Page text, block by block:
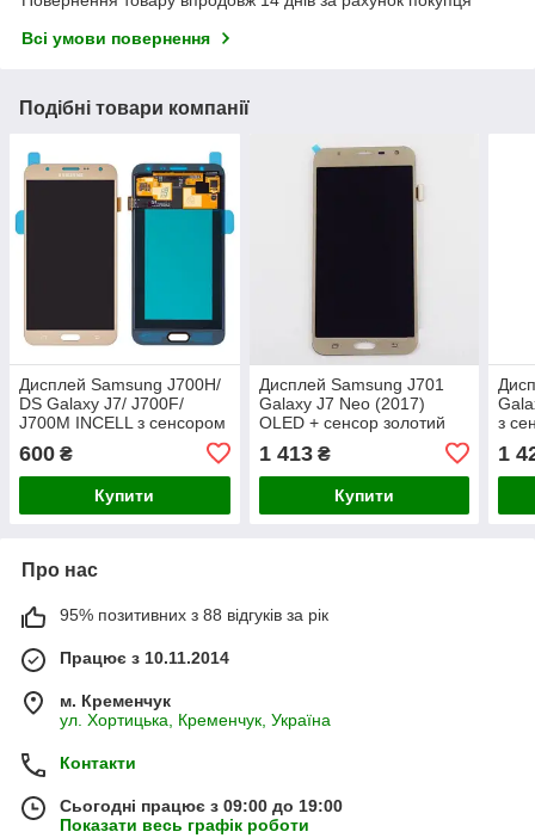
Всі умови повернення
Подібні товари компанії
Дисплей Samsung J700H/
DS Galaxy J7/ J700F/
J700M INCELL з сенсором
600 ₴
Купити
Дисплей Samsung J701
Galaxy J7 Neo (2017)
OLED + сенсор золотий
1 413₴
Купити
з
1
Про нас
95% позитивних з 88 відгуків за рік
Працює з 10.11.2014
м. Кременчук
ул. Хортицька, Кременчук, Україна
Контакти
Сьогодні працює з 09:00 до 19:00
Показати весь графік роботи